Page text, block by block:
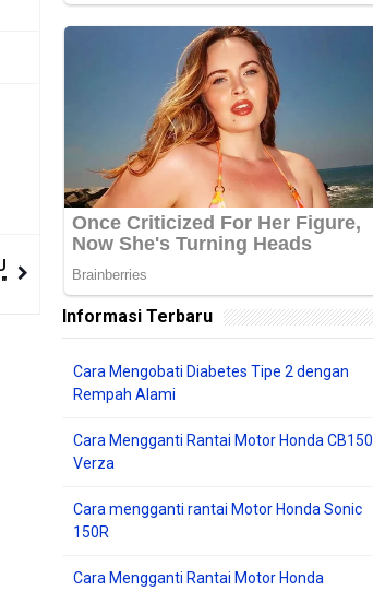
Informasi Terbaru
Cara Mengobati Diabetes Tipe 2 dengan
Rempah Alami
Cara Mengganti Rantai Motor Honda CB150
Verza
Cara mengganti rantai Motor Honda Sonic
150R
Cara Mengganti Rantai Motor Honda